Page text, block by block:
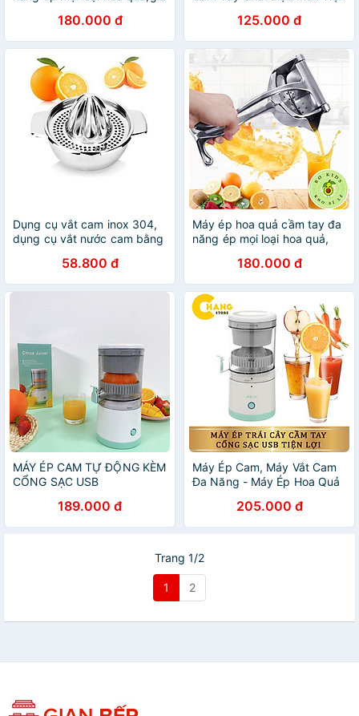
nước trái cây tiện dụng
180.000 đ 125.000 đ
Dụng cụ vắt cam inox 304,
dụng cụ vắt nước cam bằng
58.800 đ
Máy ép hoa quả cầm tay đa
năng ép mọi loại hoa quả,
nước trái cây thế hệ mới
180.000 đ
MÁY ÉP CAM TỰ ĐỘNG KÈM
CỔNG SẠC USB
189.000 đ
Máy Ép Cam, Máy Vắt Cam
Đa Năng - Máy Ép Hoa Quả
Tiện Lợi Chất Lượng Cao
205.000 đ
Trang 1/2
1 2